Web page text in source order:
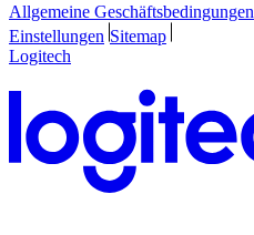
Allgemeine Geschäftsbedingungen
Einstellungen Sitemap
Logitech